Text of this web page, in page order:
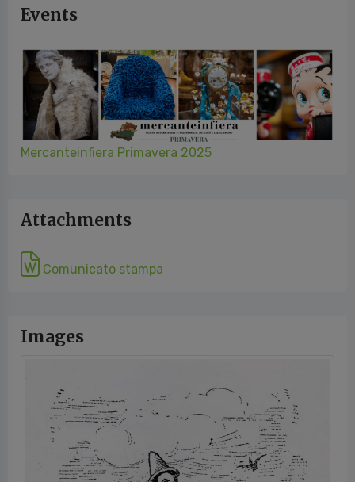
Events
Mercanteinfiera Primavera 2025
Attachments
Comunicato stampa
Images